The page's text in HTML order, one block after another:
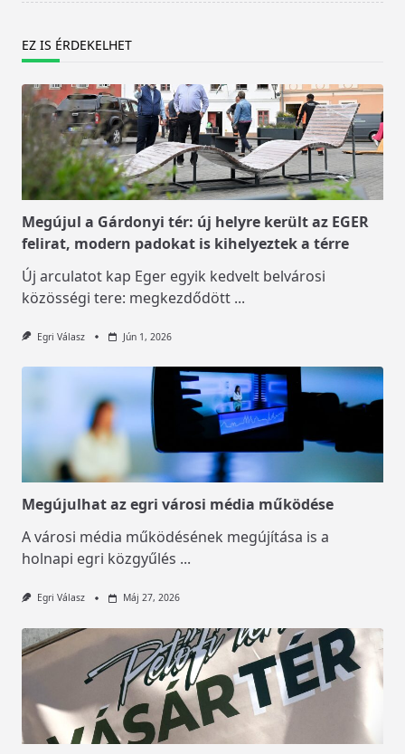
EZ IS ÉRDEKELHET
Megújul a Gárdonyi tér: új helyre került az EGER
felirat, modern padokat is kihelyeztek a térre
Új arculatot kap Eger egyik kedvelt belvárosi
közösségi tere: megkezdődött ...
Egri Válasz Jún 1, 2026
Megújulhat az egri városi média működése
A városi média működésének megújítása is a
holnapi egri közgyűlés ...
Egri Válasz Máj 27, 2026